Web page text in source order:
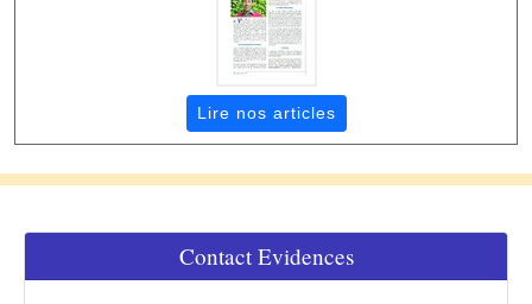
Lire nos articles
Contact Evidences